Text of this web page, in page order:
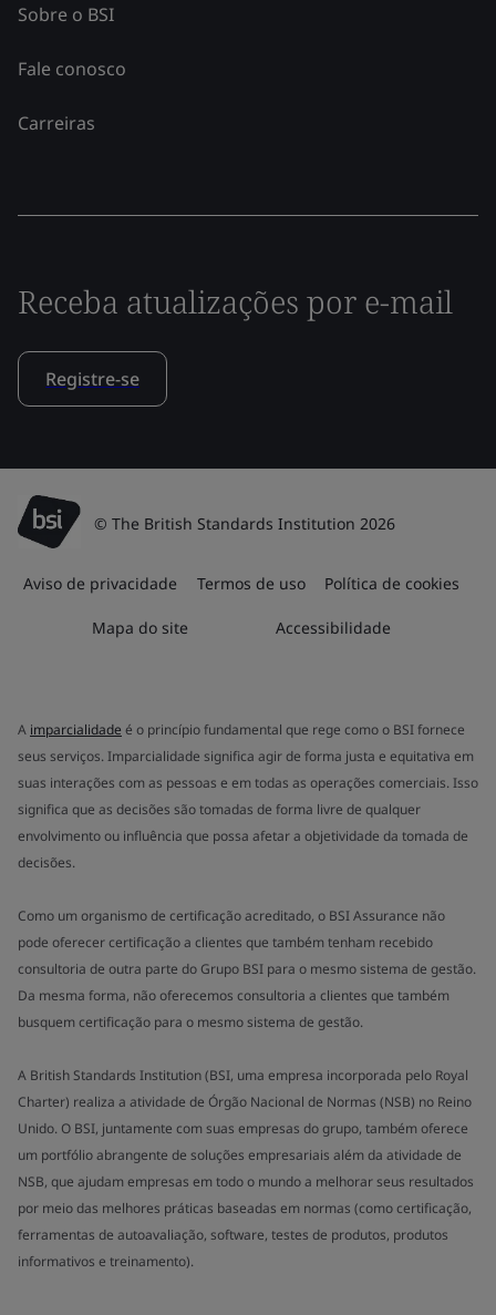
Sobre o BSI
Fale conosco
Carreiras
Receba atualizações por e-mail
Registre-se
© The British Standards Institution 2026
Aviso de privacidade Termos de uso Política de cookies
Mapa do site Accessibilidade
A imparcialidade é o princípio fundamental que rege como o BSI fornece
seus serviços. Imparcialidade significa agir de forma justa e equitativa em
suas interações com as pessoas e em todas as operações comerciais. Isso
significa que as decisões são tomadas de forma livre de qualquer
envolvimento ou influência que possa afetar a objetividade da tomada de
decisões.
Como um organismo de certificação acreditado, o BSI Assurance não
pode oferecer certificação a clientes que também tenham recebido
consultoria de outra parte do Grupo BSI para o mesmo sistema de gestão.
Da mesma forma, não oferecemos consultoria a clientes que também
busquem certificação para o mesmo sistema de gestão.
A British Standards Institution (BSI, uma empresa incorporada pelo Royal
Charter) realiza a atividade de Órgão Nacional de Normas (NSB) no Reino
Unido. O BSI, juntamente com suas empresas do grupo, também oferece
um portfólio abrangente de soluções empresariais além da atividade de
NSB, que ajudam empresas em todo o mundo a melhorar seus resultados
por meio das melhores práticas baseadas em normas (como certificação,
ferramentas de autoavaliação, software, testes de produtos, produtos
informativos e treinamento).